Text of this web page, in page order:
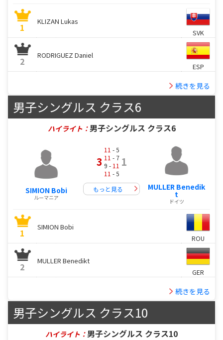
1
KLIZAN Lukas
SVK
2
RODRIGUEZ Daniel
ESP
続きを見る
男子シングルス クラス6
ハイライト： 男子シングルス クラス6
SIMION Bobi
ルーマニア
3
11 - 5
11 - 7
9 - 11
11 - 5
1
もっと見る MULLER Benedik
t
ドイツ
1
SIMION Bobi
ROU
2
MULLER Benedikt
GER
続きを見る
男子シングルス クラス10
ハイライト： 男子シングルス クラス10